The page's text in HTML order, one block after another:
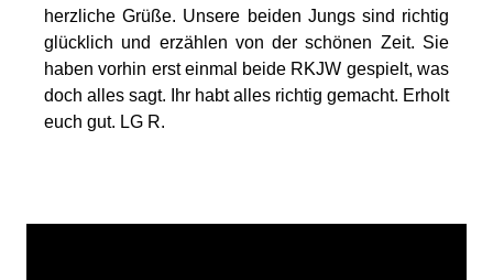
herzliche Grüße. Unsere beiden Jungs sind richtig
glücklich und erzählen von der schönen Zeit. Sie
haben vorhin erst einmal beide RKJW gespielt, was
doch alles sagt. Ihr habt alles richtig gemacht. Erholt
euch gut. LG R.